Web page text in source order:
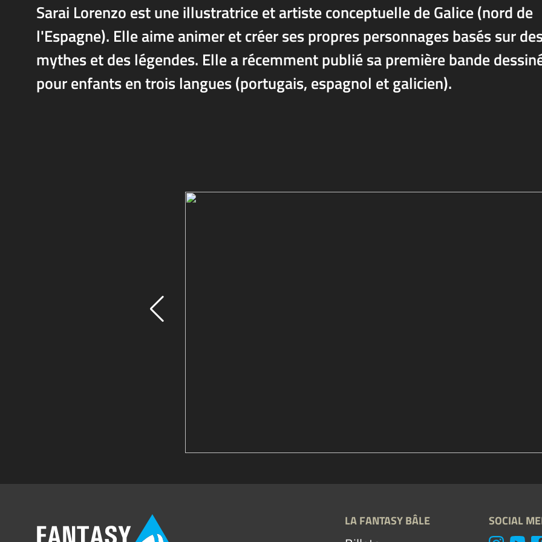
Sarai Lorenzo est une illustratrice et artiste conceptuelle de Galice (nord de
l'Espagne). Elle aime animer et créer ses propres personnages basés sur
mythes et des légendes. Elle a récemment publié sa première bande
pour enfants en trois langues (portugais, espagnol et galicien).
LA FANTASY BÂLE SOCIAL